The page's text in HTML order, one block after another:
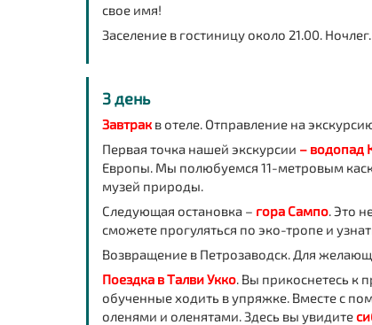
свое имя!
Заселение в гостиницу около 21.00. Ночлег.
3 день
Завтрак в отеле. Отправление на
Первая точка нашей экскурсии – водопад
Европы. Мы полюбуемся 11-метровым
музей природы.
Следующая остановка – гора Сампо. Это
сможете прогуляться по эко-тропе и
Возвращение в Петрозаводск. Для
Поездка в Талви Укко. Вы прикоснетесь к
обученные ходить в упряжке. Вместе с
оленями и оленятами. Здесь вы увидите